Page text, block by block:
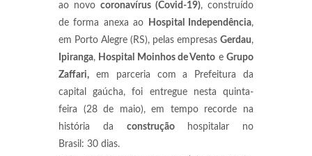
ao novo coronavírus (Covid-19), construído
de forma anexa ao
Hospital Independência,
em Porto Alegre (RS), pelas empresas Gerdau,
Ipiranga, Hospital Moinhos de Vento eGrupo
Zaffari, em parceria com a Prefeitura da
capital gaúcha, foi entregue nesta quinta-
feira (28 de maio), em tempo recorde na
história da construçãohospitalar no
Brasil: 30 dias.